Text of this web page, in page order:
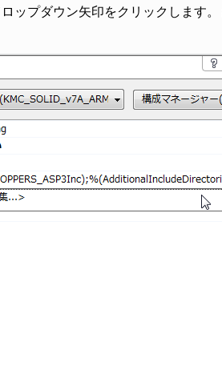
ップダウン矢印をクリックします。